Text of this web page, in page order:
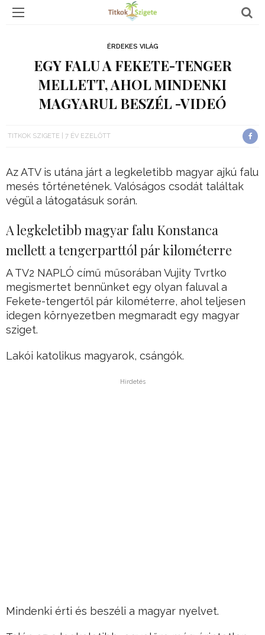
ÉRDEKES VILÁG
EGY FALU A FEKETE-TENGER
MELLETT, AHOL MINDENKI
MAGYARUL BESZÉL -VIDEÓ
TITKOK SZIGETE 7 ÉV EZELŐTT
Az ATV is utána járt a legkeletibb magyar ajkú falu
mesés történetének. Valóságos csodát találtak
végül a látogatásuk során.
A legkeletibb magyar falu Konstanca
mellett a tengerparttól pár kilométerre
A TV2 NAPLÓ című műsorában Vujity Tvrtko
megismertet bennünket egy olyan faluval a
Fekete-tengertől pár kilométerre, ahol teljesen
idegen környezetben megmaradt egy magyar
sziget.
Lakói katolikus magyarok, csángók.
Hirdetés
Mindenki érti és beszéli a magyar nyelvet.